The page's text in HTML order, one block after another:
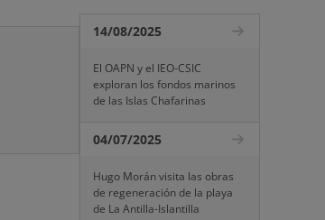
14/08/2025
El OAPN y el IEO-CSIC
exploran los fondos marinos
de las Islas Chafarinas
04/07/2025
Hugo Morán visita las obras
de regeneración de la playa
de La Antilla-Islantilla